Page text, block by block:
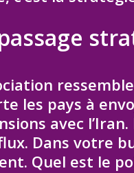
les pays à
avec
Dans votre
Quel est le